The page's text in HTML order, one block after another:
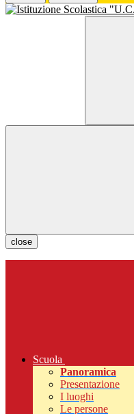
close
Scuola
Panoramica
Presentazione
I luoghi
Le persone